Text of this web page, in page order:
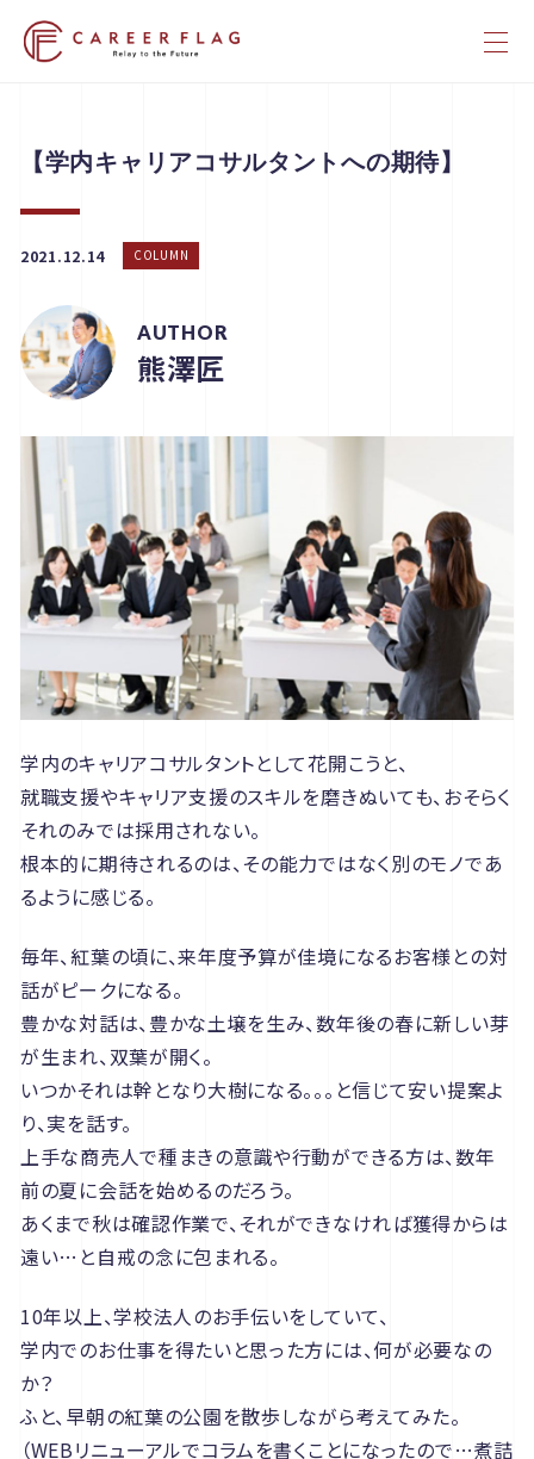
【学内キャリアコサルタントへの期待】
2021.12.14 COLUMN
AUTHOR
熊澤匠
学内のキャリアコサルタントとして花開こうと、
就職支援やキャリア支援のスキルを磨きぬいても、おそらく
それのみでは採用されない。
根本的に期待されるのは、その能力ではなく別のモノであ
るように感じる。
毎年、紅葉の頃に、来年度予算が佳境になるお客様との対
話がピークになる。
豊かな対話は、豊かな土壌を生み、数年後の春に新しい芽
が生まれ、双葉が開く。
いつかそれは幹となり大樹になる。。。と信じて安い提案よ
り、実を話す。
上手な商売人で種まきの意識や行動ができる方は、数年
前の夏に会話を始めるのだろう。
あくまで秋は確認作業で、それができなければ獲得からは
遠い…と自戒の念に包まれる。
10年以上、学校法人のお手伝いをしていて、
学内でのお仕事を得たいと思った方には、何が必要なの
か？
ふと、早朝の紅葉の公園を散歩しながら考えてみた。
（WEBリニューアルでコラムを書くことになったので…煮詰